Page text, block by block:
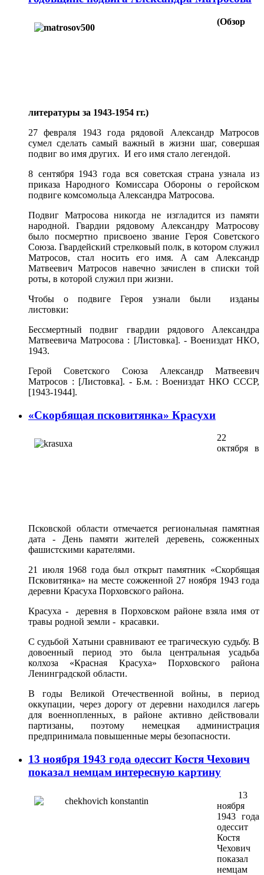
(Обзор
литературы за 1943-1954 гг.)
27 февраля 1943 года рядовой Александр Матросов
сумел сделать самый важный в жизни шаг, совершая
подвиг во имя других. И его имя стало легендой.
8 сентября 1943 года вся советская страна узнала из
приказа Народного Комиссара Обороны о геройском
подвиге комсомольца Александра Матросова.
Подвиг Матросова никогда не изгладится из памяти
народной. Гвардии рядовому Александру Матросову
было посмертно присвоено звание Героя Советского
Союза. Гвардейский стрелковый полк, в котором служил
Матросов, стал носить его имя. А сам Александр
Матвеевич Матросов навечно зачислен в списки той
роты, в которой служил при жизни.
Чтобы о подвиге Героя узнали были изданы
листовки:
Бессмертный подвиг гвардии рядового Александра
Матвеевича Матросова : [Листовка]. - Воениздат НКО,
1943.
Герой Советского Союза Александр Матвеевич
Матросов : [Листовка]. - Б.м. : Воениздат НКО СССР,
[1943-1944].
«Скорбящая псковитянка» Красухи
22
октября в
Псковской области отмечается региональная памятная
дата - День памяти жителей деревень, сожженных
фашистскими карателями.
21 июля 1968 года был открыт памятник «Скорбящая
Псковитянка» на месте сожженной 27 ноября 1943 года
деревни Красуха Порховского района.
Красуха - деревня в Порховском районе взяла имя от
травы родной земли - красавки.
С судьбой Хатыни сравнивают ее трагическую судьбу. В
довоенный период это была центральная усадьба
колхоза «Красная Красуха» Порховского района
Ленинградской области.
В годы Великой Отечественной войны, в период
оккупации, через дорогу от деревни находился лагерь
для военнопленных, в районе активно действовали
партизаны, поэтому немецкая администрация
предпринимала повышенные меры безопасности.
13 ноября 1943 года одессит Костя Чехович
показал немцам интересную картину
13
ноября
1943 года
одессит
Костя
Чехович
показал
немцам